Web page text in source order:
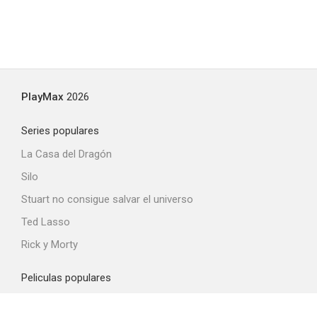
PlayMax 2026
Series populares
La Casa del Dragón
Silo
Stuart no consigue salvar el universo
Ted Lasso
Rick y Morty
Peliculas populares